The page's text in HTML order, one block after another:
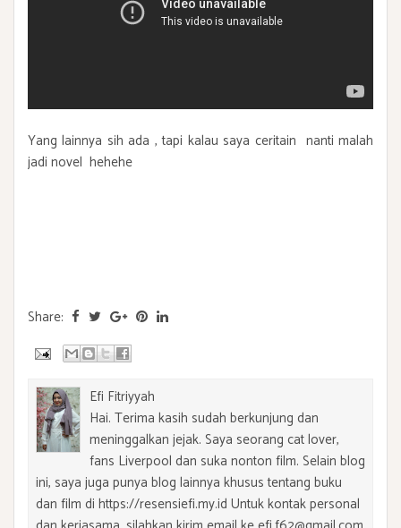
Yang lainnya sih ada , tapi kalau saya ceritain nanti malah
jadi novel hehehe
Share:
Efi Fitriyyah
Hai. Terima kasih sudah berkunjung dan
meninggalkan jejak. Saya seorang cat lover,
fans Liverpool dan suka nonton film. Selain blog
ini, saya juga punya blog lainnya khusus tentang buku
dan film di https://resensiefi.my.id Untuk kontak personal